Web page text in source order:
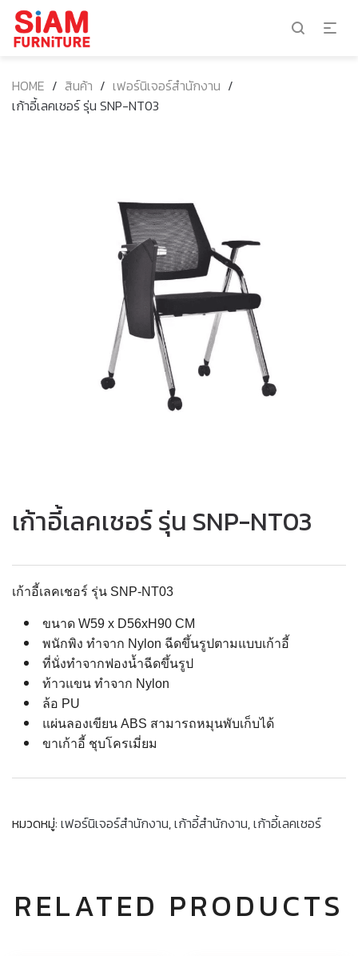
HOME / สินค้า / เฟอร์นิเจอร์สำนักงาน /
เก้าอี้เลคเชอร์ รุ่น SNP-NT03
เก้าอี้เลคเชอร์ รุ่น SNP-NT03
เก้าอี้เลคเชอร์ รุ่น SNP-NT03
ขนาด W59 x D56xH90 CM
พนักพิง ทำจาก Nylon ฉีดขึ้นรูปตามแบบเก้าอี้
ที่นั่งทำจากฟองน้ำฉีดขึ้นรูป
ท้าวแขน ทำจาก Nylon
ล้อ PU
แผ่นลองเขียน ABS สามารถหมุนพับเก็บได้
ขาเก้าอี้ ชุบโครเมี่ยม
หมวดหมู่: เฟอร์นิเจอร์สำนักงาน,เก้าอี้สำนักงาน,เก้าอี้เลคเชอร์
RELATED PRODUCTS